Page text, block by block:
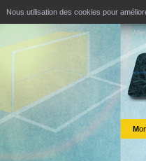
Nous utilisation des cookies pour